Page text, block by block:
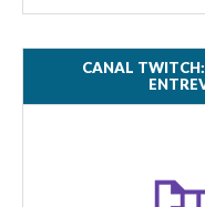
CANAL TWITCH: